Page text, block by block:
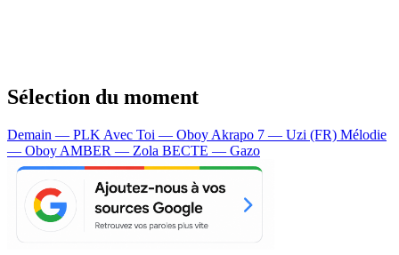
Sélection du moment
Demain — PLK Avec Toi — Oboy Akrapo 7 — Uzi (FR) Mélodie
— Oboy AMBER — Zola BECTE — Gazo